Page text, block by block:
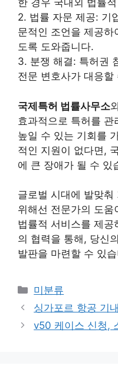
한 경우 국내외 법률
2. 법률 자문 제공: 기
문적인 조언을 제공
도록 도와줍니다.
3. 분쟁 해결: 특허권
전문 변호사가 대응
국제특허 법률사무소
효과적으로 특허를
높일 수 있는 기회를
적인 지원이 없다면,
에 큰 장애가 될 수 있
글로벌 시대에 발맞춰
위해선 전문가의 도
법률적 서비스를 제
의 협력을 통해, 당신
발판을 마련할 수 있
Categories
미분류
싱가포르 항공 기
v50 케이스 신청,